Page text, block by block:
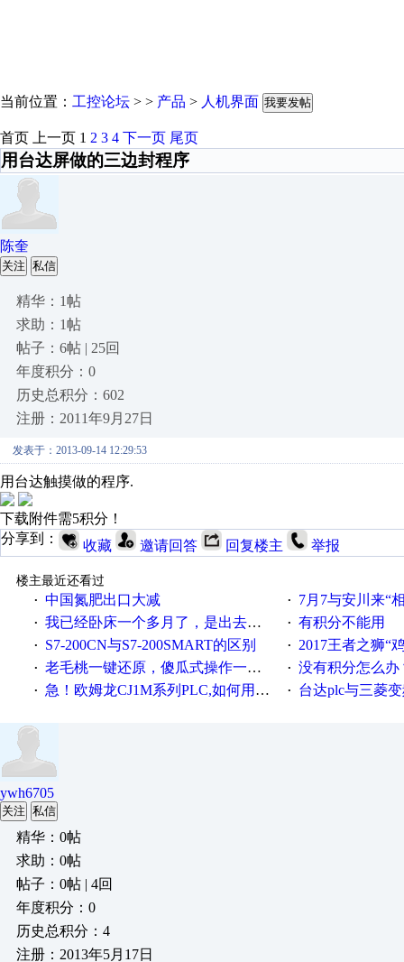
当前位置： 工控论坛 > > 产品 > 人机界面 我要发帖
首页 上一页 1 2 3 4 下一页 尾页
用台达屏做的三边封程序
陈奎
关注 私信
精华：1帖
求助：1帖
帖子：6帖 | 25回
年度积分：0
历史总积分：602
注册：2011年9月27日
发表于：2013-09-14 12:29:53
用台达触摸做的程序.
下载附件需5积分！
分享到：
收藏 邀请回答 回复楼主 举报
楼主最近还看过
· 中国氮肥出口大减 · 7月7与安川来“
· 我已经卧床一个多月了，是出去安装机械手在高速遭遇车祸所致:大家工作都要特别注意啊 · 有积分不能用
· S7-200CN与S7-200SMART的区别 · 2017王者之狮“鸡”情签到
· 老毛桃一键还原，傻瓜式操作一键轻松备份还原；程序为向导式安装，一键即可实现自动备份或还原系统。 · 没有积分怎么办
· 急！欧姆龙CJ1M系列PLC,如何用时间控制变频器。要求时间在组态王中可以自由输入！拜托各位大神了！ · 台达plc与三菱
ywh6705
关注 私信
精华：0帖
求助：0帖
帖子：0帖 | 4回
年度积分：0
历史总积分：4
注册：2013年5月17日